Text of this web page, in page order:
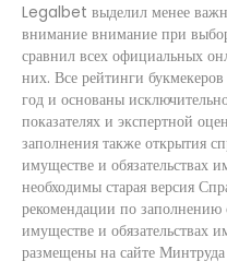
Legalbet выделил менее
внимание внимание при
сравнил всех официальных
них. Все рейтинги
год и основаны
показателях и экспертной
заполнения также открытия
имуществе и обязательствах
необходимы старая версия
рекомендации по заполнению
имуществе и обязательствах
размещены на сайте